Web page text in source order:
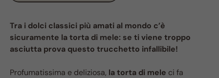
Tra i dolci classici più amati al mondo c’è
sicuramente la torta di mele: se ti viene troppo
asciutta prova questo trucchetto infallibile!
Profumatissima e deliziosa, la torta di mele ci fa